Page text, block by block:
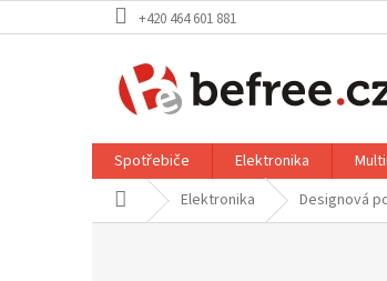
na
+420 464 601 881
Spotřebiče Elektronika
Domů Elektronika Designová